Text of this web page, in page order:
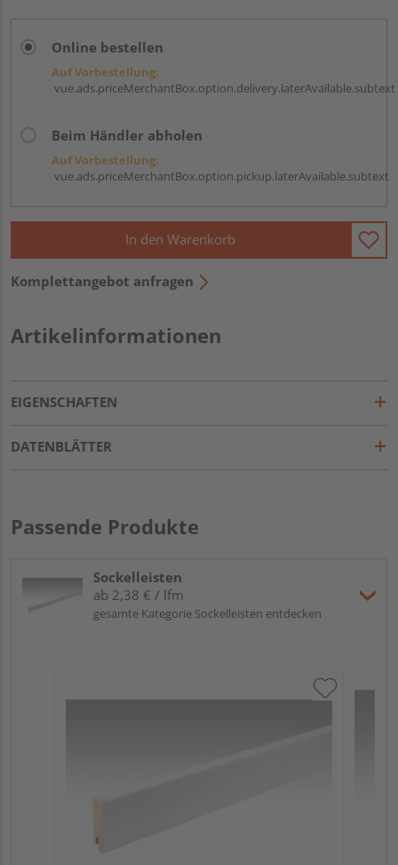
Online bestellen
Auf Vorbestellung:
vue.ads.priceMerchantBox.option.delivery.laterAvailable.subtext
Beim Händler abholen
Auf Vorbestellung:
vue.ads.priceMerchantBox.option.pickup.laterAvailable.subtext
In den Warenkorb
Komplettangebot anfragen
Artikelinformationen
EIGENSCHAFTEN
DATENBLÄTTER
Passende Produkte
Sockelleisten
ab 2,38 € / lfm
gesamte Kategorie Sockelleisten entdecken